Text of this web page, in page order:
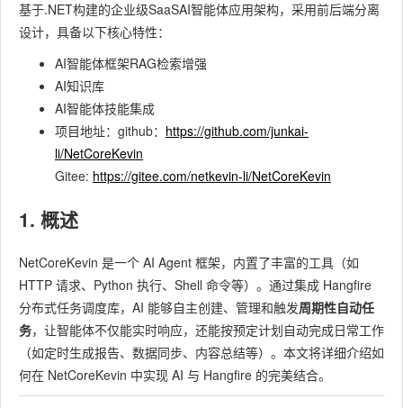
基于.NET构建的企业级SaaSAI智能体应用架构，采用前后端分离
设计，具备以下核心特性：
AI智能体框架RAG检索增强
AI知识库
AI智能体技能集成
项目地址：github： https://github.com/junkai-
li/NetCoreKevin
Gitee: https://gitee.com/netkevin-li/NetCoreKevin
1. 概述
NetCoreKevin 是一个 AI Agent 框架，内置了丰富的工具（如
HTTP 请求、Python 执行、Shell 命令等）。通过集成 Hangfire
分布式任务调度库，AI 能够自主创建、管理和触发周期性自动任
务，让智能体不仅能实时响应，还能按预定计划自动完成日常工作
（如定时生成报告、数据同步、内容总结等）。本文将详细介绍如
何在 NetCoreKevin 中实现 AI 与 Hangfire 的完美结合。